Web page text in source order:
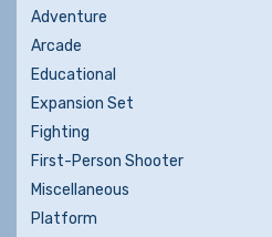
Adventure
Arcade
Educational
Expansion Set
Fighting
First-Person Shooter
Miscellaneous
Platform